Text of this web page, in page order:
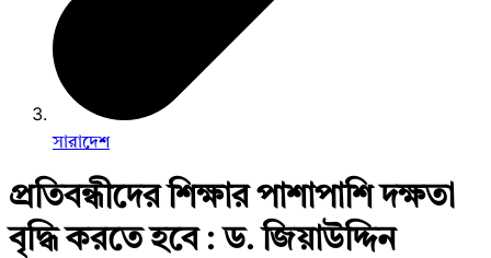
সারাদেশ
প্রতিবন্ধীদের শিক্ষার পাশাপাশি দক্ষতা
বৃদ্ধি করতে হবে : ড. জিয়াউদ্দিন